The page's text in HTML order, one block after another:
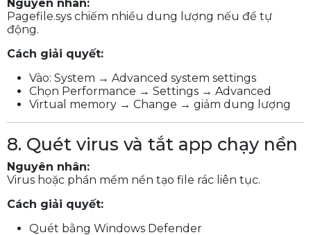
Nguyên nhân:
Pagefile.sys chiếm nhiều dung lượng nếu để tự
động.
Cách giải quyết:
Vào: System → Advanced system settings
Chọn Performance → Settings → Advanced
Virtual memory → Change → giảm dung lượng
8. Quét virus và tắt app chạy nền
Nguyên nhân:
Virus hoặc phần mềm nền tạo file rác liên tục.
Cách giải quyết:
Quét bằng Windows Defender